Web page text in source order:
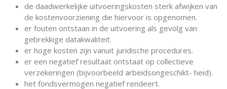
de daadwerkelijke uitvoeringskosten sterk afwijken van
de kostenvoorziening die hiervoor is opgenomen.
er fouten ontstaan in de uitvoering als gevolg van
gebrekkige datakwaliteit.
er hoge kosten zijn vanuit juridische procedures.
er een negatief resultaat ontstaat op collectieve
verzekeringen (bijvoorbeeld arbeidsongeschikt- heid).
het fondsvermogen negatief rendeert.